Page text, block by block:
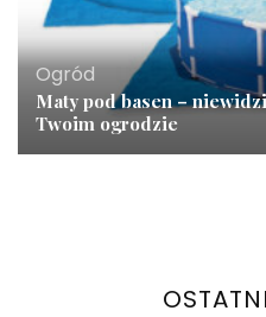
Ogród
Maty pod basen –
Twoim ogrodzie